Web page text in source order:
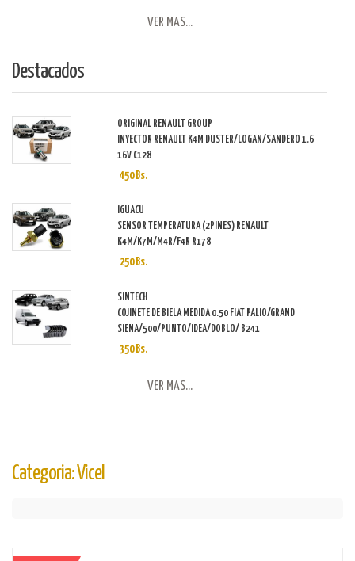
VER MAS...
Destacados
ORIGINAL RENAULT GROUP
INYECTOR RENAULT K4M DUSTER/LOGAN/SANDERO 1.6
16V C128
450 Bs.
IGUACU
SENSOR TEMPERATURA (2PINES) RENAULT
K4M/K7M/M4R/F4R R178
250 Bs.
SINTECH
COJINETE DE BIELA MEDIDA 0.50 FIAT PALIO/GRAND
SIENA/500/PUNTO/IDEA/DOBLO/ B241
350 Bs.
VER MAS...
Categoria: Vicel